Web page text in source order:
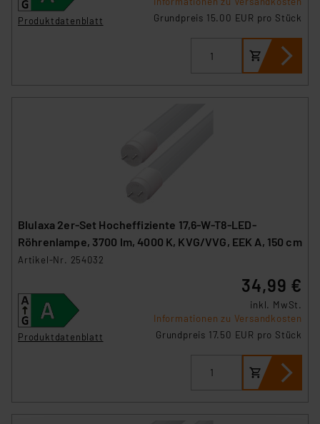
Produktdatenblatt
Grundpreis 15.00 EUR pro Stück
Blulaxa 2er-Set Hocheffiziente 17,6-W-T8-LED-
Röhrenlampe, 3700 lm, 4000 K, KVG/VVG, EEK A, 150 cm
Artikel-Nr. 254032
Produktdatenblatt
34,99 €
inkl. MwSt.
Informationen zu Versandkosten
Grundpreis 17.50 EUR pro Stück